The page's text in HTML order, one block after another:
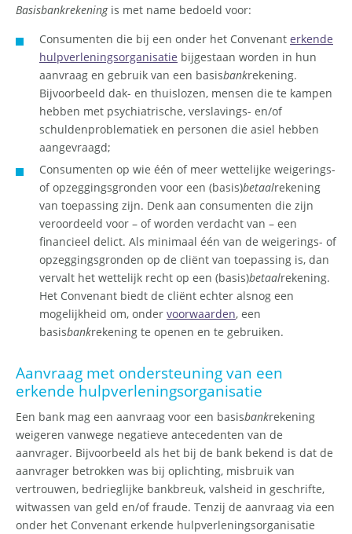
Basisbankrekening is met name bedoeld voor:
Consumenten die bij een onder het Convenant erkende
hulpverleningsorganisatie bijgestaan worden in hun
aanvraag en gebruik van een basisbankrekening.
Bijvoorbeeld dak- en thuislozen, mensen die te kampen
hebben met psychiatrische, verslavings- en/of
schuldenproblematiek en personen die asiel hebben
aangevraagd;
Consumenten op wie één of meer wettelijke weigerings-
of opzeggingsgronden voor een (basis)betaalrekening
van toepassing zijn. Denk aan consumenten die zijn
veroordeeld voor – of worden verdacht van – een
financieel delict. Als minimaal één van de weigerings- of
opzeggingsgronden op de cliënt van toepassing is, dan
vervalt het wettelijk recht op een (basis)betaalrekening.
Het Convenant biedt de cliënt echter alsnog een
mogelijkheid om, onder voorwaarden, een
basisbankrekening te openen en te gebruiken.
Aanvraag met ondersteuning van een
erkende hulpverleningsorganisatie
Een bank mag een aanvraag voor een basisbankrekening
weigeren vanwege negatieve antecedenten van de
aanvrager. Bijvoorbeeld als het bij de bank bekend is dat de
aanvrager betrokken was bij oplichting, misbruik van
vertrouwen, bedrieglijke bankbreuk, valsheid in geschrifte,
witwassen van geld en/of fraude. Tenzij de aanvraag via een
onder het Convenant erkende hulpverleningsorganisatie